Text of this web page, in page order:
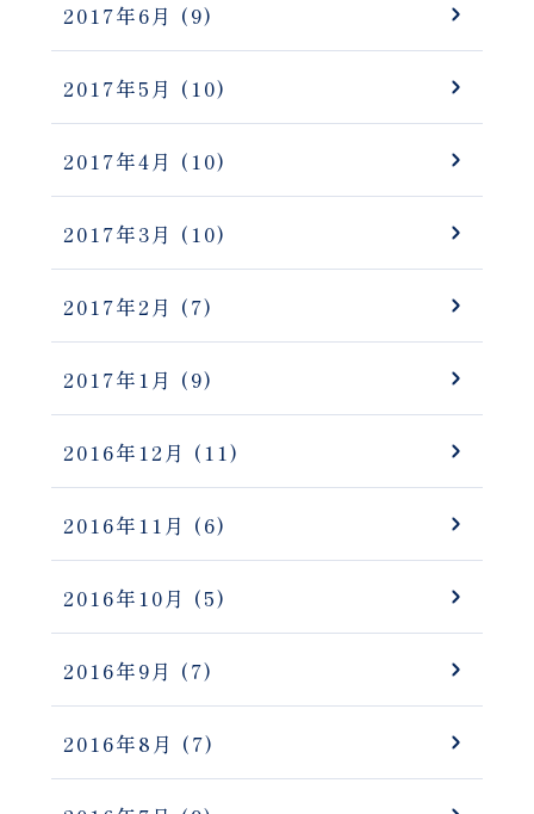
2017年6月 (9)
2017年5月 (10)
2017年4月 (10)
2017年3月 (10)
2017年2月 (7)
2017年1月 (9)
2016年12月 (11)
2016年11月 (6)
2016年10月 (5)
2016年9月 (7)
2016年8月 (7)